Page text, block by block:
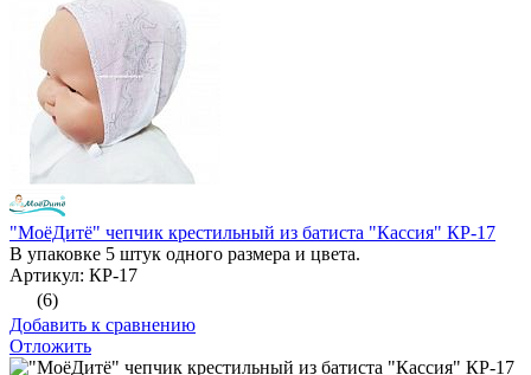
"МоёДитё" чепчик крестильный из батиста "Кассия" КР-17
В упаковке 5 штук одного размера и цвета.
Артикул: КР-17
(6)
Добавить к сравнению
Отложить